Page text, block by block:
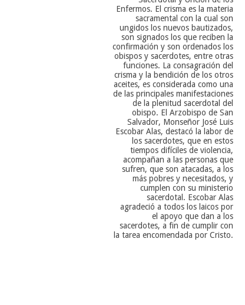
Enfermos. El crisma es la materia
sacramental con la cual son
ungidos los nuevos bautizados,
son signados los que reciben la
confirmación y son ordenados los
obispos y sacerdotes, entre otras
funciones. La consagración del
crisma y la bendición de los otros
aceites, es considerada como una
de las principales manifestaciones
de la plenitud sacerdotal del
obispo. El Arzobispo de San
Salvador, Monseñor José Luis
Escobar Alas, destacó la labor de
los sacerdotes, que en estos
tiempos difíciles de violencia,
acompañan a las personas que
sufren, que son atacadas, a los
más pobres y necesitados, y
cumplen con su ministerio
sacerdotal. Escobar Alas
agradeció a todos los laicos por
el apoyo que dan a los
sacerdotes, a fin de cumplir con
la tarea encomendada por Cristo.